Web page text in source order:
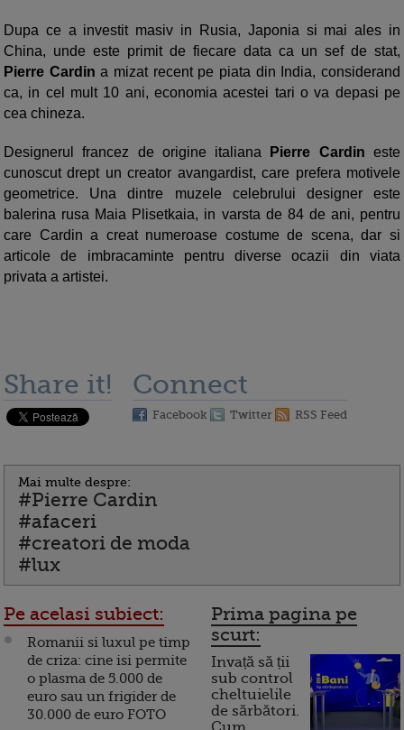
Dupa ce a investit masiv in Rusia, Japonia si mai ales in
China, unde este primit de fiecare data ca un sef de stat,
Pierre Cardin a mizat recent pe piata din India, considerand
ca, in cel mult 10 ani, economia acestei tari o va depasi pe
cea chineza.
Designerul francez de origine italiana Pierre Cardin este
cunoscut drept un creator avangardist, care prefera motivele
geometrice. Una dintre muzele celebrului designer este
balerina rusa Maia Plisetkaia, in varsta de 84 de ani, pentru
care Cardin a creat numeroase costume de scena, dar si
articole de imbracaminte pentru diverse ocazii din viata
privata a artistei.
Share it! Connect
Facebook Twitter RSS Feed
Mai multe despre:
#Pierre Cardin
#afaceri
#creatori de moda
#lux
Pe acelasi subiect:
Romanii si luxul pe timp
de criza: cine isi permite
o plasma de 5.000 de
euro sau un frigider de
30.000 de euro FOTO
Prima pagina pe
scurt:
Invață să ții
sub control
cheltuielile
de sărbători.